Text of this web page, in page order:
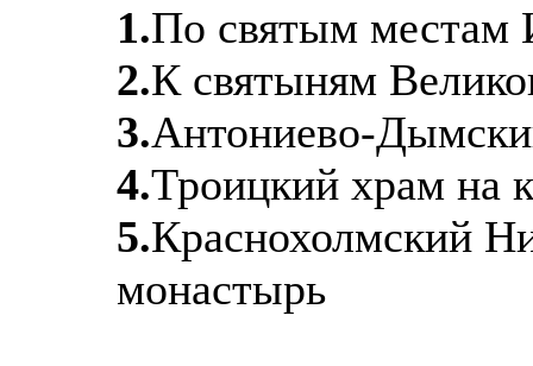
1.По святым местам
2.К святыням
3.Антониево-
4.Троицкий храм на
5.Краснохолмский
монастырь